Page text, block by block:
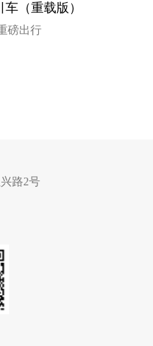
（重载版）
磅出行
路2号